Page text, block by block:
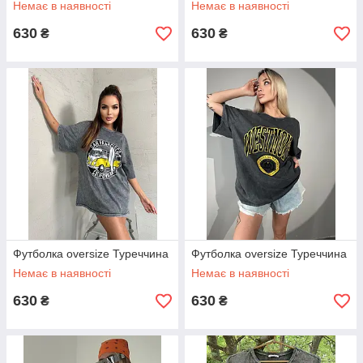
Немає в наявності
630 ₴
Немає в наявності
630 ₴
Футболка oversize Туреччина
Немає в наявності
630 ₴
Футболка oversize Туреччина
Немає в наявності
630 ₴